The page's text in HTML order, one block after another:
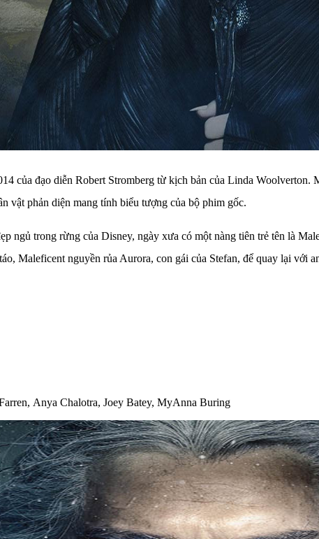
của đạo diễn Robert Stromberg từ kịch bản của Linda
vật phản diện mang tính biểu tượng của bộ phim gốc.
ngủ trong rừng của Disney, ngày xưa có một nàng tiên trẻ tên là
Maleficent nguyền rủa Aurora, con gái của Stefan, để quay lại
Anya Chalotra, Joey Batey, MyAnna Buring